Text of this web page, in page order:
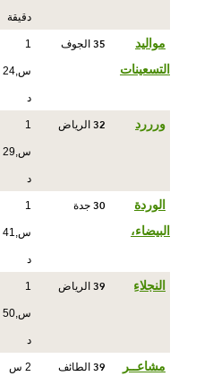
دقيقة
مواليد
التسعينات
35 الجوف 1
س,24
د
ورررد 32 الرياض 1
س,29
د
الوردة
البيضاء،
30 جدة 1
س,41
د
النجلاءِ 39 الرياض 1
س,50
د
مشاعــر 39 الطائف 2 س